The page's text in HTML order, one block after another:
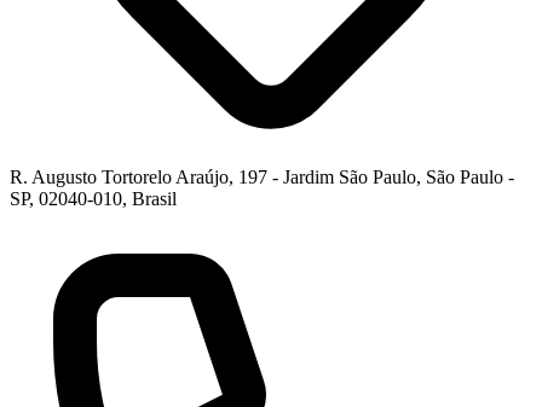
R. Augusto Tortorelo Araújo, 197 - Jardim São Paulo, São Paulo -
SP, 02040-010, Brasil